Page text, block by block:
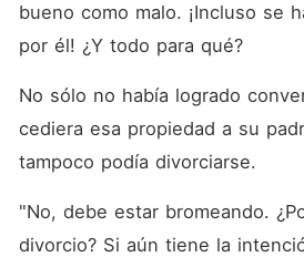
bueno como malo. ¡Incluso se
por él! ¿Y todo para qué?
No sólo no había logrado
cediera esa propiedad a su
tampoco podía divorciarse.
"No, debe estar bromeando.
divorcio? Si aún tiene la